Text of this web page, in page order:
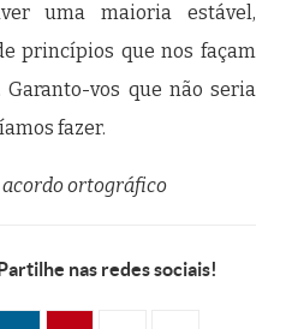
uma maioria estável,
princípios que nos façam
vos que não seria
fazer.
acordo ortográfico
nas redes sociais!